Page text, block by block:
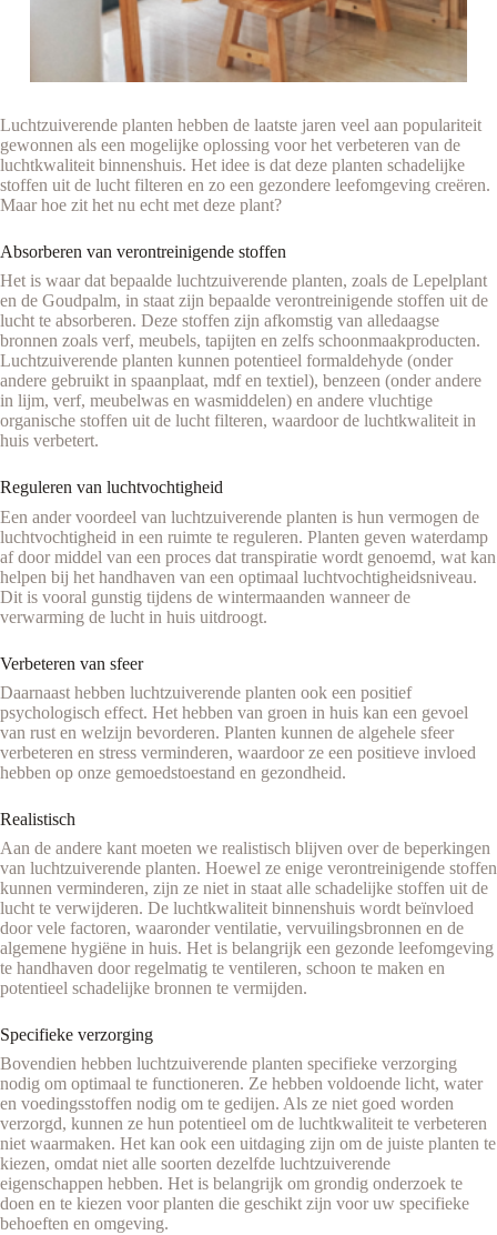
Luchtzuiverende planten hebben de laatste jaren veel aan populariteit
gewonnen als een mogelijke oplossing voor het verbeteren van de
luchtkwaliteit binnenshuis. Het idee is dat deze planten schadelijke
stoffen uit de lucht filteren en zo een gezondere leefomgeving creëren.
Maar hoe zit het nu echt met deze plant?
Absorberen van verontreinigende stoffen
Het is waar dat bepaalde luchtzuiverende planten, zoals de Lepelplant
en de Goudpalm, in staat zijn bepaalde verontreinigende stoffen uit de
lucht te absorberen. Deze stoffen zijn afkomstig van alledaagse
bronnen zoals verf, meubels, tapijten en zelfs schoonmaakproducten.
Luchtzuiverende planten kunnen potentieel formaldehyde (onder
andere gebruikt in spaanplaat, mdf en textiel), benzeen (onder andere
in lijm, verf, meubelwas en wasmiddelen) en andere vluchtige
organische stoffen uit de lucht filteren, waardoor de luchtkwaliteit in
huis verbetert.
Reguleren van luchtvochtigheid
Een ander voordeel van luchtzuiverende planten is hun vermogen de
luchtvochtigheid in een ruimte te reguleren. Planten geven waterdamp
af door middel van een proces dat transpiratie wordt genoemd, wat kan
helpen bij het handhaven van een optimaal luchtvochtigheidsniveau.
Dit is vooral gunstig tijdens de wintermaanden wanneer de
verwarming de lucht in huis uitdroogt.
Verbeteren van sfeer
Daarnaast hebben luchtzuiverende planten ook een positief
psychologisch effect. Het hebben van groen in huis kan een gevoel
van rust en welzijn bevorderen. Planten kunnen de algehele sfeer
verbeteren en stress verminderen, waardoor ze een positieve invloed
hebben op onze gemoedstoestand en gezondheid.
Realistisch
Aan de andere kant moeten we realistisch blijven over de beperkingen
van luchtzuiverende planten. Hoewel ze enige verontreinigende stoffen
kunnen verminderen, zijn ze niet in staat alle schadelijke stoffen uit de
lucht te verwijderen. De luchtkwaliteit binnenshuis wordt beïnvloed
door vele factoren, waaronder ventilatie, vervuilingsbronnen en de
algemene hygiëne in huis. Het is belangrijk een gezonde leefomgeving
te handhaven door regelmatig te ventileren, schoon te maken en
potentieel schadelijke bronnen te vermijden.
Specifieke verzorging
Bovendien hebben luchtzuiverende planten specifieke verzorging
nodig om optimaal te functioneren. Ze hebben voldoende licht, water
en voedingsstoffen nodig om te gedijen. Als ze niet goed worden
verzorgd, kunnen ze hun potentieel om de luchtkwaliteit te verbeteren
niet waarmaken. Het kan ook een uitdaging zijn om de juiste planten te
kiezen, omdat niet alle soorten dezelfde luchtzuiverende
eigenschappen hebben. Het is belangrijk om grondig onderzoek te
doen en te kiezen voor planten die geschikt zijn voor uw specifieke
behoeften en omgeving.